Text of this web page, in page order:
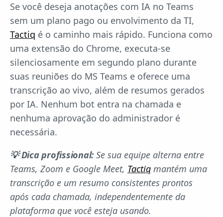
Se você deseja anotações com IA no Teams
sem um plano pago ou envolvimento da TI,
Tactiq é o caminho mais rápido. Funciona como
uma extensão do Chrome, executa-se
silenciosamente em segundo plano durante
suas reuniões do MS Teams e oferece uma
transcrição ao vivo, além de resumos gerados
por IA. Nenhum bot entra na chamada e
nenhuma aprovação do administrador é
necessária.
💡 Dica profissional: Se sua equipe alterna entre
Teams, Zoom e Google Meet, Tactiq mantém uma
transcrição e um resumo consistentes prontos
após cada chamada, independentemente da
plataforma que você esteja usando.